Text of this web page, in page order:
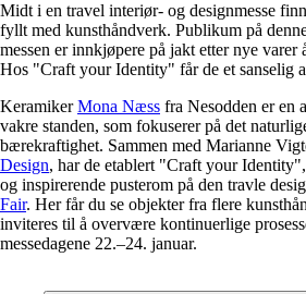
Midt i en travel interiør- og designmesse
fyllt med kunsthåndverk. Publikum på
messen er innkjøpere på jakt etter nye varer
Hos "Craft your Identity" får de et sanselig
KeramikerMona Næss fra Nesodden er en
vakre standen, som fokuserer på det
bærekraftighet. Sammen med Marianne
Design, har de etablert "Craft your
og inspirerende pusterom på den travle
Fair. Her får du se objekter fra flere
inviteres til å overvære kontinuerlige
messedagene 22.–24. januar.